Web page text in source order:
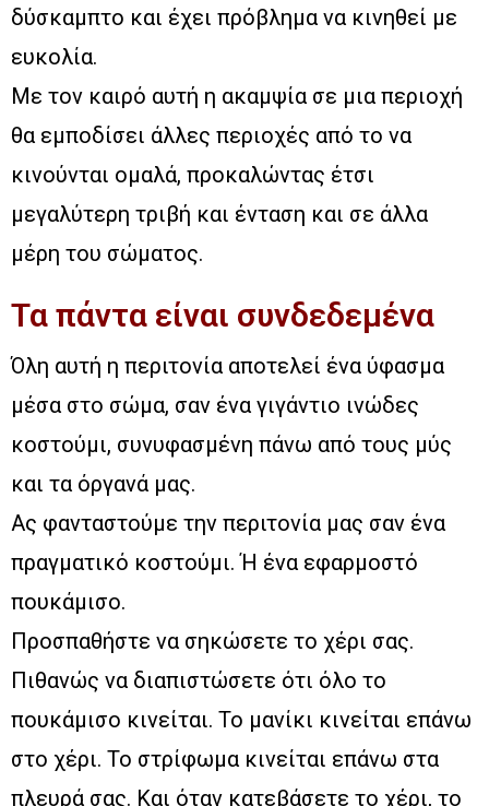
δύσκαμπτο και έχει πρόβλημα να κινηθεί με
ευκολία.
Με τον καιρό αυτή η ακαμψία σε μια περιοχή
θα εμποδίσει άλλες περιοχές από το να
κινούνται ομαλά, προκαλώντας έτσι
μεγαλύτερη τριβή και ένταση και σε άλλα
μέρη του σώματος.
Τα πάντα είναι συνδεδεμένα
Όλη αυτή η περιτονία αποτελεί ένα ύφασμα
μέσα στο σώμα, σαν ένα γιγάντιο ινώδες
κοστούμι, συνυφασμένη πάνω από τους μύς
και τα όργανά μας.
Ας φανταστούμε την περιτονία μας σαν ένα
πραγματικό κοστούμι. Ή ένα εφαρμοστό
πουκάμισο.
Προσπαθήστε να σηκώσετε το χέρι σας.
Πιθανώς να διαπιστώσετε ότι όλο το
πουκάμισο κινείται. Το μανίκι κινείται επάνω
στο χέρι. Το στρίφωμα κινείται επάνω στα
πλευρά σας. Και όταν κατεβάσετε το χέρι, το